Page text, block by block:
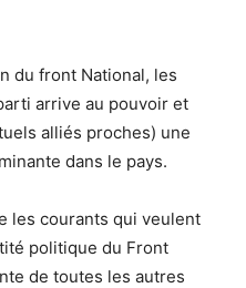
du front National, les
arrive au pouvoir et
alliés proches) une
dans le pays.
les courants qui veulent
politique du Front
de toutes les autres